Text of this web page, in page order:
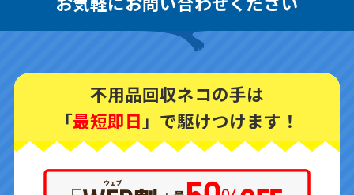
不用品回収ネコの手は
「最短即日 」で駆けつけます！